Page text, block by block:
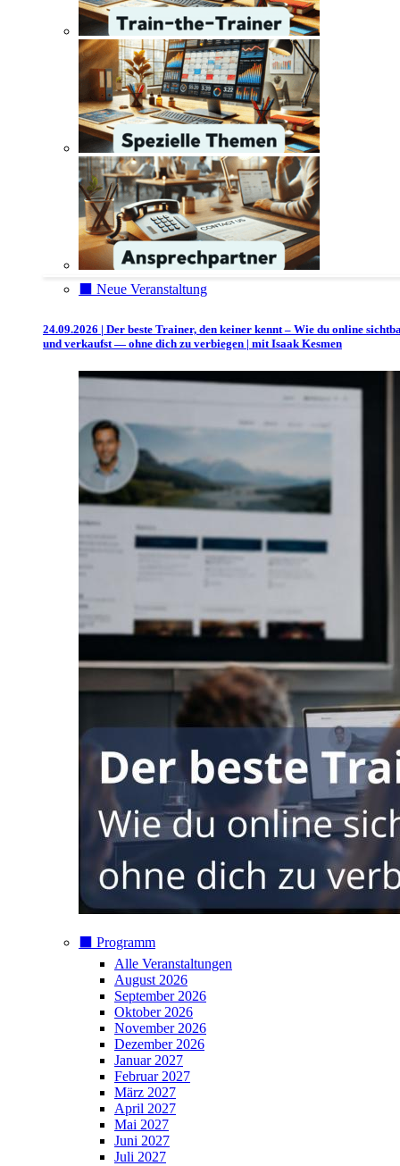
⬛️ Neue Veranstaltung
24.09.2026 | Der beste Trainer, den keiner kennt – Wie du online
und verkaufst — ohne dich zu verbiegen | mit Isaak Kesmen
⬛️ Programm
Alle Veranstaltungen
August 2026
September 2026
Oktober 2026
November 2026
Dezember 2026
Januar 2027
Februar 2027
März 2027
April 2027
Mai 2027
Juni 2027
Juli 2027